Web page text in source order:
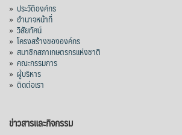
» ประวัติองค์กร
» อำนาจหน้าที่
» วิสัยทัศน์
» โครงสร้างขององค์กร
» สมาชิกสภาเกษตรกรแห่งชาติ
» คณะกรรมการ
» ผู้บริหาร
» ติดต่อเรา
ข่าวสารและกิจกรรม